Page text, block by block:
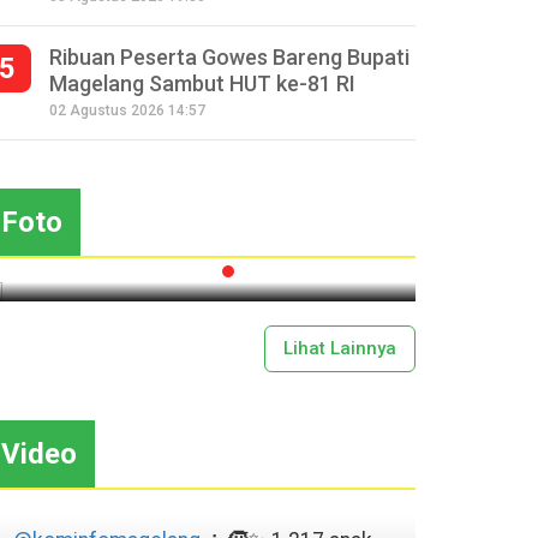
5
Ribuan Peserta Gowes Bareng Bupati
Magelang Sambut HUT ke-81 RI
02 Agustus 2026 14:57
Foto
Seperempat Abad Perhelatan
Festival Lima Gunung XXV
Lihat Lainnya
Video